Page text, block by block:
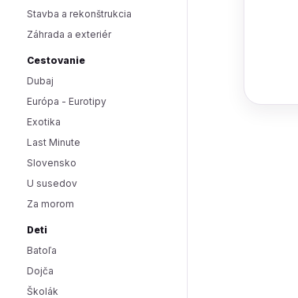
Stavba a rekonštrukcia
Záhrada a exteriér
Cestovanie
Dubaj
Európa - Eurotipy
Exotika
Last Minute
Slovensko
U susedov
Za morom
Deti
Batoľa
Dojča
Školák